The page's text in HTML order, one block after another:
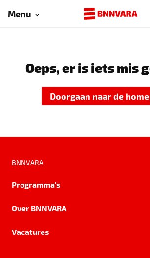
Menu
Oeps, er is iets mis
Doorgaan naar de
BNNVARA
Programma's
Over BNNVARA
Vacatures